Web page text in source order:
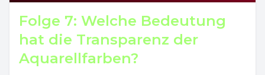
Folge 7: Welche Bedeutung
hat die Transparenz der
Aquarellfarben?